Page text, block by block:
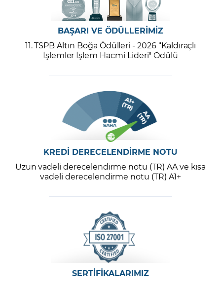
BAŞARI VE ÖDÜLLERİMİZ
11. TSPB Altın Boğa Ödülleri - 2026 “Kaldıraçlı
İşlemler İşlem Hacmi Lideri" Ödülü
KREDİ DERECELENDİRME NOTU
Uzun vadeli derecelendirme notu (TR) AA ve kısa
vadeli derecelendirme notu (TR) A1+
SERTİFİKALARIMIZ